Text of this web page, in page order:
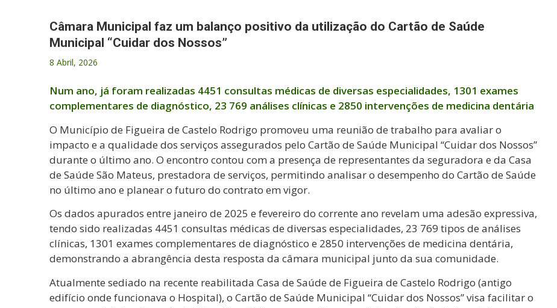
Câmara Municipal faz um balanço positivo da utilização do Cartão de Saúde
Municipal “Cuidar dos Nossos”
8 Abril, 2026
Num ano, já foram realizadas 4451 consultas médicas de diversas especialidades, 1301 exames
complementares de diagnóstico, 23 769 análises clínicas e 2850 intervenções de medicina dentária
O Município de Figueira de Castelo Rodrigo promoveu uma reunião de trabalho para avaliar o
impacto e a qualidade dos serviços assegurados pelo Cartão de Saúde Municipal “Cuidar dos Nossos”
durante o último ano. O encontro contou com a presença de representantes da seguradora e da Casa
de Saúde São Mateus, prestadora de serviços, permitindo analisar o desempenho do Cartão de Saúde
no último ano e planear o futuro do contrato em vigor.
Os dados apurados entre janeiro de 2025 e fevereiro do corrente ano revelam uma adesão expressiva,
tendo sido realizadas 4451 consultas médicas de diversas especialidades, 23 769 tipos de análises
clínicas, 1301 exames complementares de diagnóstico e 2850 intervenções de medicina dentária,
demonstrando a abrangência desta resposta da câmara municipal junto da sua comunidade.
Atualmente sediado na recente reabilitada Casa de Saúde de Figueira de Castelo Rodrigo (antigo
edifício onde funcionava o Hospital), o Cartão de Saúde Municipal “Cuidar dos Nossos” visa facilitar o